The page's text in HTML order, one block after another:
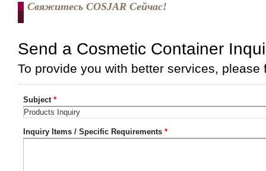
Свяжитесь COSJAR Сейчас!